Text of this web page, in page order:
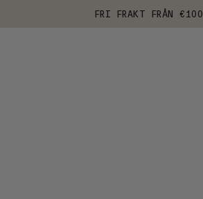
FRI FRAKT FRÅN €100